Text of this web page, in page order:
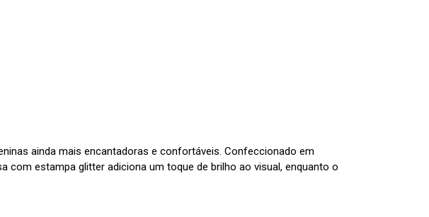
ainda mais encantadoras e confortáveis. Confeccionado em
com estampa glitter adiciona um toque de brilho ao visual, enquanto o